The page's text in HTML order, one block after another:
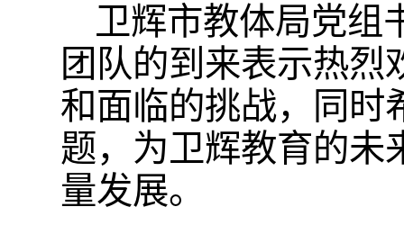
卫辉市教体局党组
团队的到来表示热
和面临的挑战，同时
题，为卫辉教育的未
量发展。